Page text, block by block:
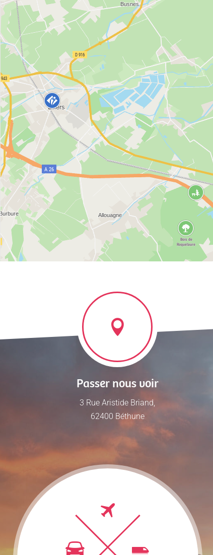
Passer nous voir
3 Rue Aristide Briand,
62400 Béthune